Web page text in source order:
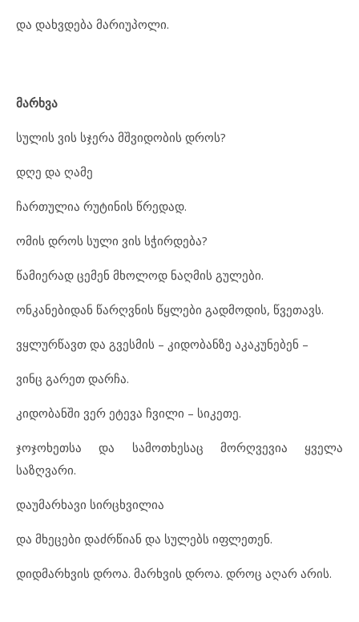
და დახვდება მარიუპოლი.
მარხვა
სულის ვის სჯერა მშვიდობის დროს?
დღე და ღამე
ჩართულია რუტინის წრედად.
ომის დროს სული ვის სჭირდება?
წამიერად ცემენ მხოლოდ ნაღმის გულები.
ონკანებიდან წარღვნის წყლები გადმოდის, წვეთავს.
ვყლურწავთ და გვესმის – კიდობანზე აკაკუნებენ –
ვინც გარეთ დარჩა.
კიდობანში ვერ ეტევა ჩვილი – სიკეთე.
ჯოჯოხეთსა და სამოთხესაც მორღვევია ყველა
საზღვარი.
დაუმარხავი სირცხვილია
და მხეცები დაძრწიან და სულებს იფლეთენ.
დიდმარხვის დროა. მარხვის დროა. დროც აღარ არის.